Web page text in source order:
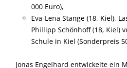
000 Euro),
Eva-Lena Stange (18, Kiel),
Phillipp Schönhoff (18, Kiel)
Schule in Kiel (Sonderpreis
Jonas Engelhard entwickelte ein